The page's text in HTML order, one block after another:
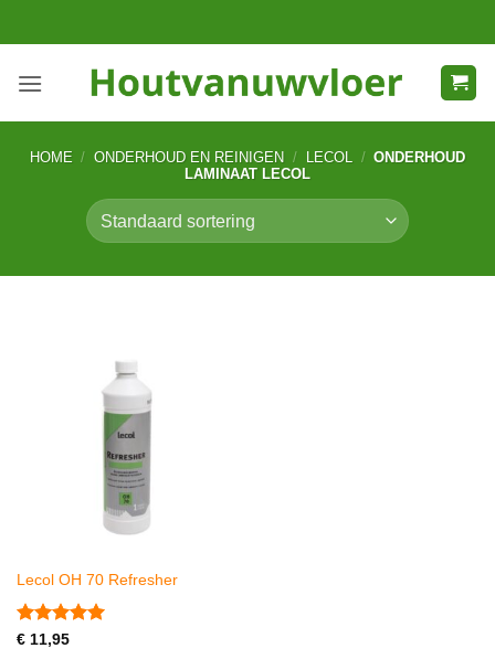
naar
HOME / ONDERHOUD EN REINIGEN / LECOL / ONDERHOUD
LAMINAAT LECOL
Lecol OH 70 Refresher
Gewaardeerd
€11,95